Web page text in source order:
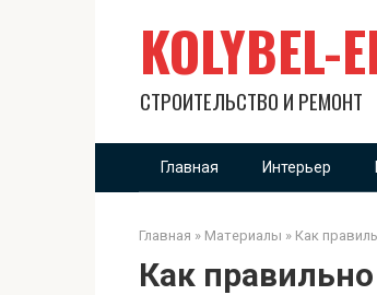
KOLYBEL-
СТРОИТЕЛЬСТВО И РЕМОНТ
Главная Интерьер
Главная » Материалы » Как
Как